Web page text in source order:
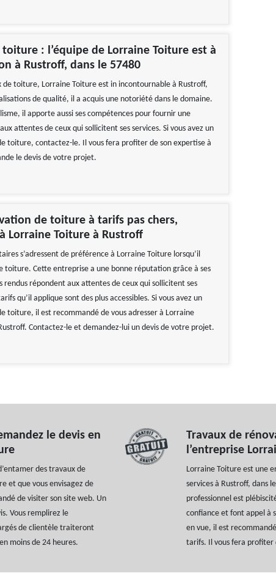
: l’équipe de Lorraine Toiture est à
à Rustroff, dans le 57480
de toiture, Lorraine Toiture est in incontournable à Rustroff,
de qualité, il a acquis une notoriété dans le domaine.
il apporte aussi ses compétences pour fournir une
attentes de ceux qui sollicitent ses services. Si vous avez un
toiture, contactez-le. Il vous fera profiter de son expertise à
le devis de votre projet.
de toiture à tarifs pas chers,
Lorraine Toiture à Rustroff
s’adressent de préférence à Lorraine Toiture lorsqu’il
toiture. Cette entreprise a une bonne réputation grâce à ses
rendus répondent aux attentes de ceux qui sollicitent ses
qu’il applique sont des plus accessibles. Si vous avez un
toiture, il est recommandé de vous adresser à Lorraine
Contactez-le et demandez-lui un devis de votre projet.
le devis en
des travaux de
et que vous envisagez de
de visiter son site web. Un
Vous remplirez le
de clientèle traiteront
moins de 24 heures.
Travaux de
l’entreprise
Lorraine Toiture est une
services à Rustroff, dans
professionnel est
confiance et font appel à
en vue, il est
tarifs. Il vous fera profiter